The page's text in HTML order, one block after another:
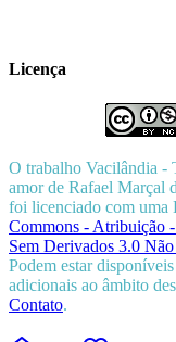
Licença
O trabalho Vacilândia -
amor de Rafael Marçal
foi licenciado com uma
Commons - Atribuição
Sem Derivados 3.0
Podem estar
adicionais ao âmbito
Contato.